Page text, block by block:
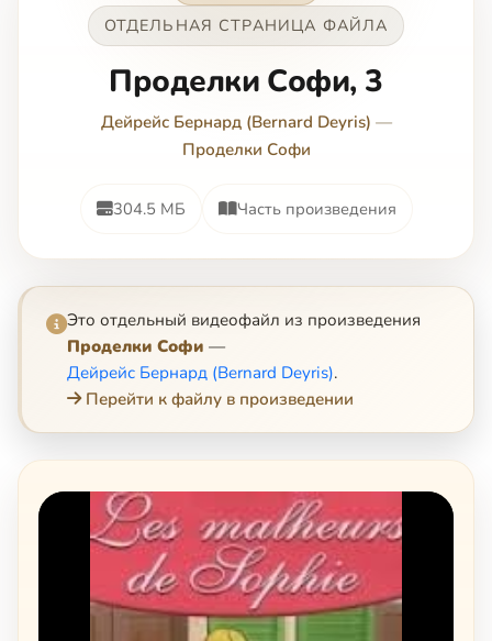
ОТДЕЛЬНАЯ СТРАНИЦА ФАЙЛА
Проделки Софи, 3
Дейрейс Бернард (Bernard Deyris) —
Проделки Софи
304.5 МБ Часть произведения
Это отдельный видеофайл из произведения
Проделки Софи —
Дейрейс Бернард (Bernard Deyris).
Перейти к файлу в произведении